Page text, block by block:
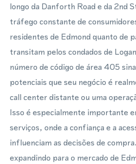
longo da Danforth Road e da 2nd
tráfego constante de
residentes de Edmond quanto de
transitam pelos condados de
número de código de área 405
potenciais que seu negócio é
call center distante ou uma
Isso é especialmente importante
serviços, onde a confiança e a
influenciam as decisões de
expandindo para o mercado de